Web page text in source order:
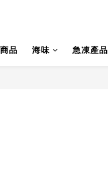
品 海味 急凍產品